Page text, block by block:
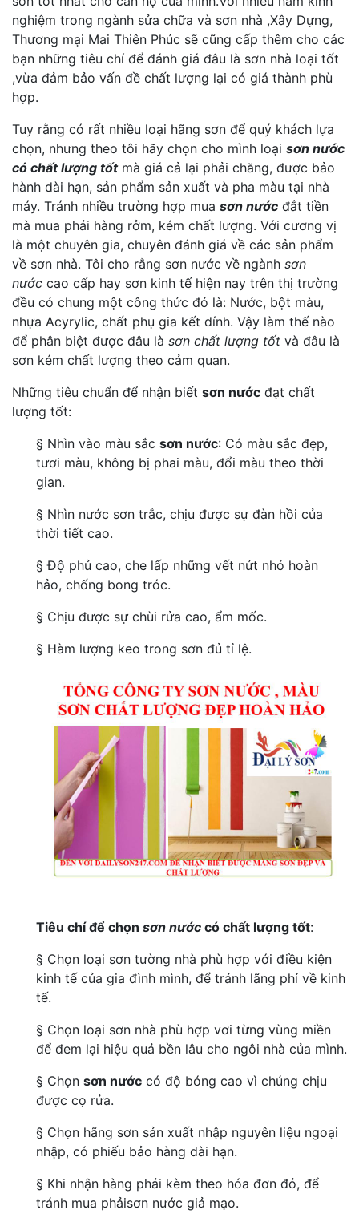
nghiệm trong ngành sửa chữa và sơn nhà ,Xây Dựng,
Thương mại Mai Thiên Phúc sẽ cũng cấp thêm cho các
bạn những tiêu chí để đánh giá đâu là sơn nhà loại tốt
,vừa đảm bảo vấn đề chất lượng lại có giá thành phù
hợp.
Tuy rằng có rất nhiều loại hãng sơn để quý khách lựa
chọn, nhưng theo tôi hãy chọn cho mình loại sơn nước
có chất lượng tốtmà giá cả lại phải chăng, được bảo
hành dài hạn, sản phẩm sản xuất và pha màu tại nhà
máy. Tránh nhiều trường hợp mua sơn nước đắt tiền
mà mua phải hàng rởm, kém chất lượng. Với cương vị
là một chuyên gia, chuyên đánh giá về các sản phẩm
về sơn nhà. Tôi cho rằng sơn nước về ngành sơn
nước cao cấp hay sơn kinh tế hiện nay trên thị trường
đều có chung một công thức đó là: Nước, bột màu,
nhựa Acyrylic, chất phụ gia kết dính. Vậy làm thế nào
để phân biệt được đâu là sơn chất lượng tốt và đâu là
sơn kém chất lượng theo cảm quan.
Những tiêu chuẩn để nhận biết sơn nước đạt chất
lượng tốt:
§ Nhìn vào màu sắc sơn nước: Có màu sắc đẹp,
tươi màu, không bị phai màu, đổi màu theo thời
gian.
§ Nhìn nước sơn trắc, chịu được sự đàn hồi của
thời tiết cao.
§ Độ phủ cao, che lấp những vết nứt nhỏ hoàn
hảo, chống bong tróc.
§ Chịu được sự chùi rửa cao, ẩm mốc.
§ Hàm lượng keo trong sơn đủ tỉ lệ.
Tiêu chí để chọn sơn nước có chất lượng tốt:
§ Chọn loại sơn tường nhà phù hợp với điều kiện
kinh tế của gia đình mình, để tránh lãng phí về kinh
tế.
§ Chọn loại sơn nhà phù hợp vơi từng vùng miền
để đem lại hiệu quả bền lâu cho ngôi nhà của mình.
§ Chọn sơn nước có độ bóng cao vì chúng chịu
được cọ rửa.
§ Chọn hãng sơn sản xuất nhập nguyên liệu ngoại
nhập, có phiếu bảo hàng dài hạn.
§ Khi nhận hàng phải kèm theo hóa đơn đỏ, để
tránh mua phảisơn nước giả mạo.